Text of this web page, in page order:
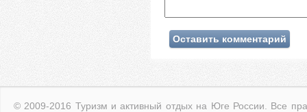
© 2009-2016 Туризм и активный отдых на Юге России. Все